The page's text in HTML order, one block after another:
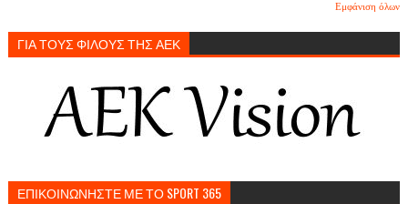
Εμφάνιση όλων
ΓΙΑ ΤΟΥΣ ΦΙΛΟΥΣ ΤΗΣ ΑΕΚ
ΕΠΙΚΟΙΝΩΝΗΣΤΕ ΜΕ ΤΟ SPORT 365